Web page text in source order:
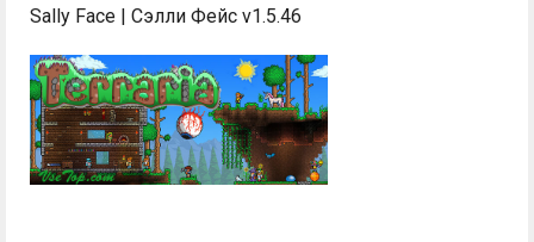
Sally Face | Сэлли Фейс v1.5.46